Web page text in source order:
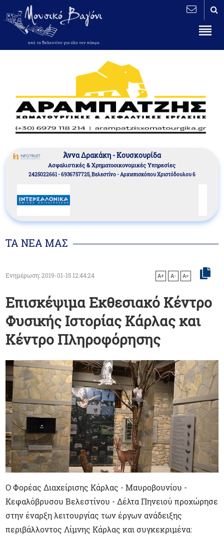
Άννα Δρακάκη - Κουσκουρίδα
Aσφαλιστικές & Χρηματοοικονομικές Υπηρεσίες
2425022661 - 6936757725, Βελεστίνο - Αρχιεπισκόπου Χριστόδουλου 6
ΤΑ ΝΕΑ ΜΑΣ
Ενημέρωση: 2019-01-15 12:44:24 A+ A- A=
Επισκέψιμα Εκθεσιακό Κέντρο
Φυσικής Ιστορίας Κάρλας και
Κέντρο Πληροφόρησης
Ο Φορέας Διαχείρισης Κάρλας - Μαυροβουνίου -
Κεφαλόβρυσου Βελεστίνου - Δέλτα Πηνειού προχώρησε
στην έναρξη λειτουργίας των έργων ανάδειξης
περιβάλλοντος Λίμνης Κάρλας και συγκεκριμένα: